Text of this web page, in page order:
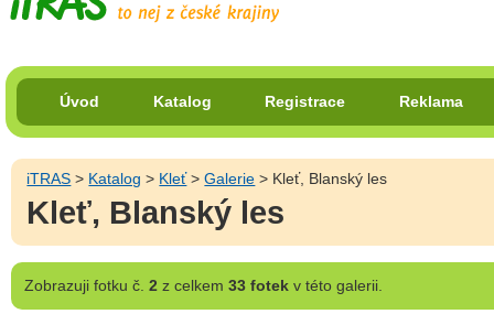
Úvod Katalog Registrace Reklama
iTRAS > Katalog > Kleť>Galerie > Kleť, Blanský les
Kleť, Blanský les
Zobrazujifotku č. 2 z celkem 33 fotekv této galerii.